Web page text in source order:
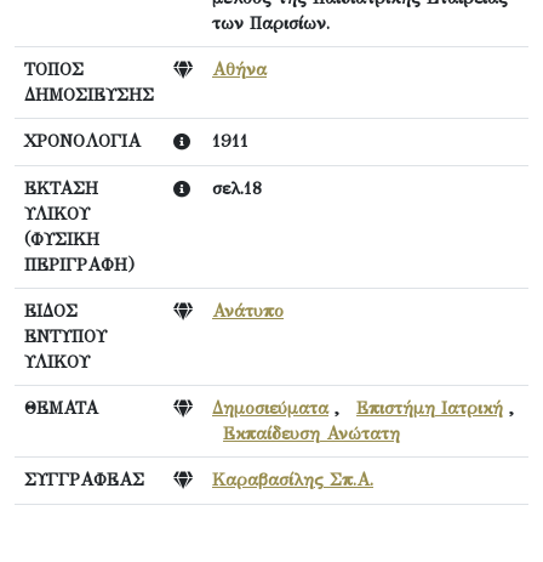
των Παρισίων.
ΤΟΠΟΣ
ΔΗΜΟΣΙΕΥΣΗΣ
Αθήνα
ΧΡΟΝΟΛΟΓΙΑ 1911
ΕΚΤΑΣΗ
ΥΛΙΚΟΥ
(ΦΥΣΙΚΗ
ΠΕΡΙΓΡΑΦΗ)
σελ.18
ΕΙΔΟΣ
ΕΝΤΥΠΟΥ
ΥΛΙΚΟΥ
Ανάτυπο
ΘΕΜΑΤΑ Δημοσιεύματα, Επιστήμη Ιατρική ,
Εκπαίδευση Ανώτατη
ΣΥΓΓΡΑΦΕΑΣ Καραβασίλης Σπ.Α.